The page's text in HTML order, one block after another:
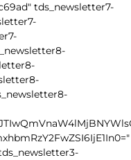
tds_newsletter7-